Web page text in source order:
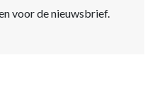
voor de nieuwsbrief.